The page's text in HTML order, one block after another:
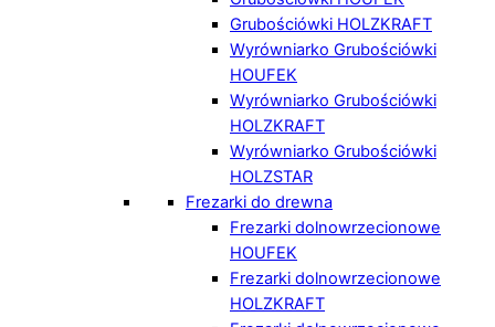
Grubościówki HOLZKRAFT
Wyrówniarko Grubościówki
HOUFEK
Wyrówniarko Grubościówki
HOLZKRAFT
Wyrówniarko Grubościówki
HOLZSTAR
Frezarki do drewna
Frezarki dolnowrzecionowe
HOUFEK
Frezarki dolnowrzecionowe
HOLZKRAFT